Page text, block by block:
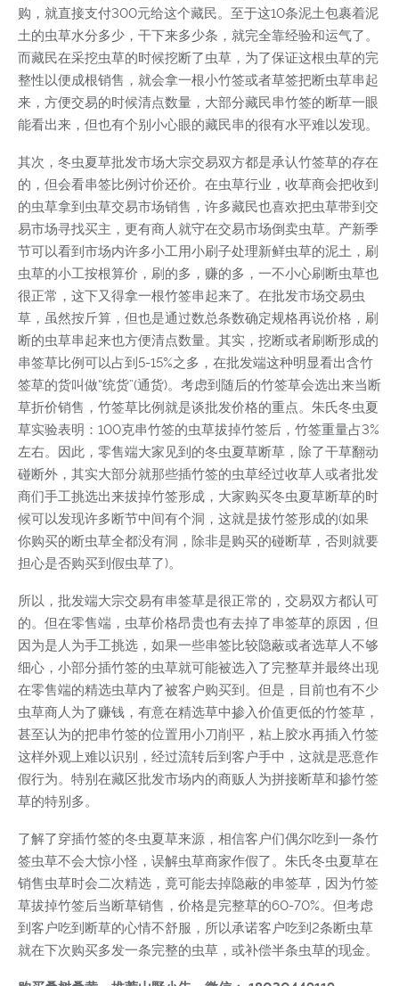
购，就直接支付300元给这个藏民。至于这10条泥土包裹着泥
土的虫草水分多少，干下来多少条，就完全靠经验和运气了。
而藏民在采挖虫草的时候挖断了虫草，为了保证这根虫草的完
整性以便成根销售，就会拿一根小竹签或者草签把断虫草串起
来，方便交易的时候清点数量，大部分藏民串竹签的断草一眼
能看出来，但也有个别小心眼的藏民串的很有水平难以发现。
其次，冬虫夏草批发市场大宗交易双方都是承认竹签草的存在
的，但会看串签比例讨价还价。在虫草行业，收草商会把收到
的虫草拿到虫草交易市场销售，许多藏民也喜欢把虫草带到交
易市场寻找买主，更有商人就守在交易市场倒卖虫草。产新季
节可以看到市场内许多小工用小刷子处理新鲜虫草的泥土，刷
虫草的小工按根算价，刷的多，赚的多，一不小心刷断虫草也
很正常，这下又得拿一根竹签串起来了。在批发市场交易虫
草，虽然按斤算，但也是通过数总条数确定规格再说价格，刷
断的虫草串起来也方便清点数量。其实，挖断或者刷断形成的
串签草比例可以占到5-15%之多，在批发端这种明显看出含竹
签草的货叫做“统货”(通货)。考虑到随后的竹签草会选出来当断
草折价销售，竹签草比例就是谈批发价格的重点。朱氏冬虫夏
草实验表明：100克串竹签的虫草拔掉竹签后，竹签重量占3%
左右。因此，零售端大家见到的冬虫夏草断草，除了干草翻动
碰断外，其实大部分就那些插竹签的虫草经过收草人或者批发
商们手工挑选出来拔掉竹签形成，大家购买冬虫夏草断草的时
候可以发现许多断节中间有个洞，这就是拔竹签形成的(如果
你购买的断虫草全都没有洞，除非是购买的碰断草，否则就要
担心是否购买到假虫草了)。
所以，批发端大宗交易有串签草是很正常的，交易双方都认可
的。但在零售端，虫草价格昂贵也有去掉了串签草的原因，但
因为是人为手工挑选，如果一些串签比较隐蔽或者选草人不够
细心，小部分插竹签的虫草就可能被选入了完整草并最终出现
在零售端的精选虫草内了被客户购买到。但是，目前也有不少
虫草商人为了赚钱，有意在精选草中掺入价值更低的竹签草，
甚至认为的把串竹签的位置用小刀削平，粘上胶水再插入竹签
这样外观上难以识别，经过流转后到客户手中，这就是恶意作
假行为。特别在藏区批发市场内的商贩人为拼接断草和掺竹签
草的特别多。
了解了穿插竹签的冬虫夏草来源，相信客户们偶尔吃到一条竹
签虫草不会大惊小怪，误解虫草商家作假了。朱氏冬虫夏草在
销售虫草时会二次精选，竟可能去掉隐蔽的串签草，因为竹签
草拔掉竹签后当断草销售，价格是完整草的60-70%。但考虑
到客户吃到断草的心情不舒服，所以承诺客户吃到2条断虫草
就在下次购买多发一条完整的虫草，或补偿半条虫草的现金。